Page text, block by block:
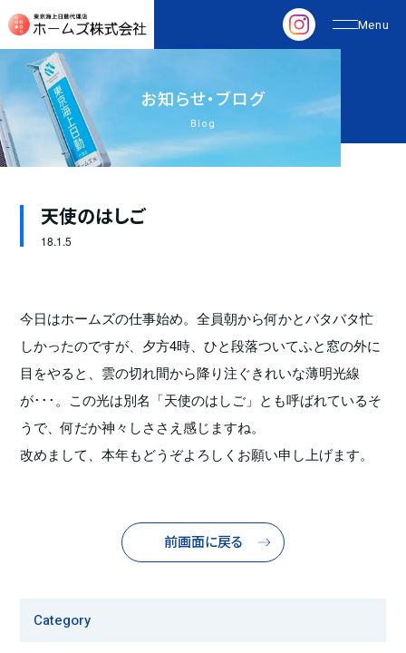
お知らせ・ブログ
Blog
天使のはしご
18.1.5
今日はホームズの仕事始め。全員朝から何かとバタバタ忙
しかったのですが、夕方4時、ひと段落ついてふと窓の外に
目をやると、雲の切れ間から降り注ぐきれいな薄明光線
が･･･。この光は別名「天使のはしご」とも呼ばれているそ
うで、何だか神々しささえ感じますね。
改めまして、本年もどうぞよろしくお願い申し上げます。
前画面に戻る
Category